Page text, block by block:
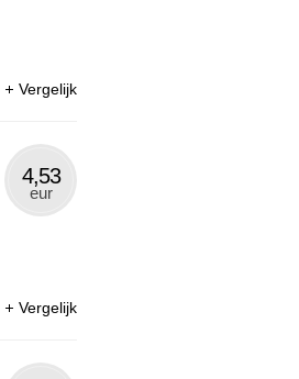
Vergelijk
4,53
eur
Vergelijk